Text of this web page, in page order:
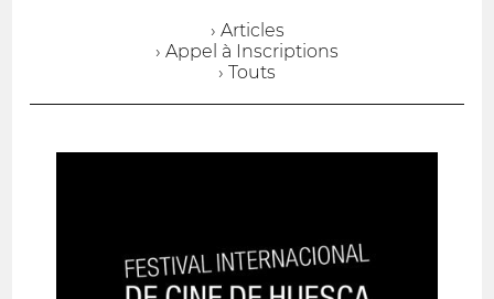
› Articles
› Appel à Inscriptions
› Touts